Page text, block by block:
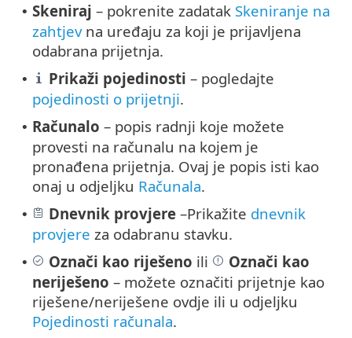
• Skeniraj – pokrenite zadatak Skeniranje na
zahtjevna uređaju za koji je prijavljena
odabrana prijetnja.
• Prikaži pojedinosti – pogledajte
pojedinosti o prijetnji.
• Računalo – popis radnji koje možete
provesti na računalu na kojem je
pronađena prijetnja. Ovaj je popis isti kao
onaj u odjeljku Računala.
• Dnevnik provjere –Prikažite dnevnik
provjere za odabranu stavku.
• Označi kao riješeno ili
Označi kao
neriješeno – možete označiti prijetnje kao
riješene/neriješene ovdje ili u odjeljku
Pojedinosti računala.